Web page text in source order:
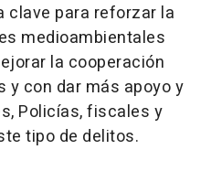
clave para reforzar la
medioambientales
la cooperación
y con dar más apoyo y
Policías, fiscales y
tipo de delitos.